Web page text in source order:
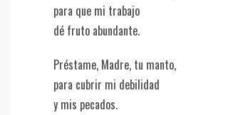
para que mi trabajo
dé fruto abundante.
Préstame, Madre, tu manto,
para cubrir mi debilidad
y mis pecados.